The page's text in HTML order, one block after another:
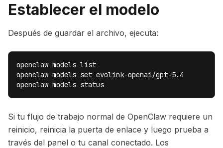
Establecer el modelo
Después de guardar el archivo, ejecuta:
openclaw models list
openclaw models set evolink-openai/gpt-5.4
openclaw models status
Si tu flujo de trabajo normal de OpenClaw requiere un
reinicio, reinicia la puerta de enlace y luego prueba a
través del panel o tu canal conectado. Los